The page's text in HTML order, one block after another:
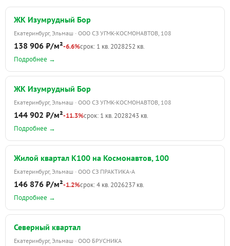
ЖК Изумрудный Бор
Екатеринбург, Эльмаш · ООО СЗ УГМК-КОСМОНАВТОВ, 108
138 906 ₽/м²-6.6%срок: 1 кв. 2028252 кв.
Подробнее →
ЖК Изумрудный Бор
Екатеринбург, Эльмаш · ООО СЗ УГМК-КОСМОНАВТОВ, 108
144 902 ₽/м²-11.3%срок: 1 кв. 2028243 кв.
Подробнее →
Жилой квартал К100 на Космонавтов, 100
Екатеринбург, Эльмаш · ООО СЗ ПРАКТИКА-А
146 876 ₽/м²-1.2%срок: 4 кв. 2026237 кв.
Подробнее →
Северный квартал
Екатеринбург, Эльмаш · ООО БРУСНИКА